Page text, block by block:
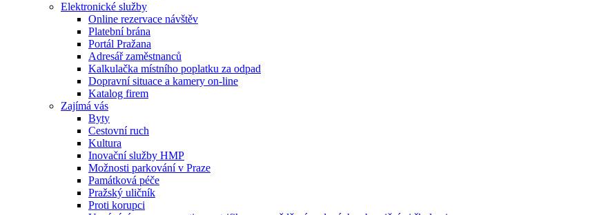
Elektronické služby
Online rezervace návštěv
Platební brána
Portál Pražana
Adresář zaměstnanců
Kalkulačka místního poplatku za odpad
Dopravní situace a kamery on-line
Katalog firem
Zajímá vás
Byty
Cestovní ruch
Kultura
Inovační služby HMP
Možnosti parkování v Praze
Památková péče
Pražský uličník
Proti korupci